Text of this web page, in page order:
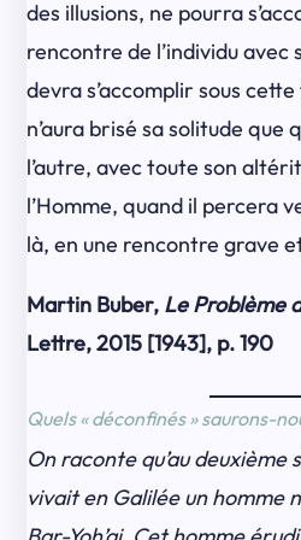
des illusions, ne pourra
rencontre de l’individu avec
devra s’accomplir sous
n’aura brisé sa solitude que
l’autre, avec toute son
l’Homme, quand il percera
là, en une rencontre grave
Martin Buber, Le Problème
Lettre, 2015 [1943], p. 190
Quels « déconfinés » saurons-
On raconte qu’au
vivait en Galilée un homme